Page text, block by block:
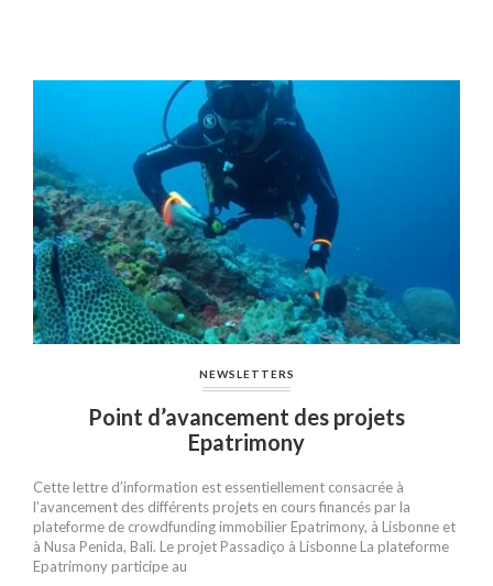
NEWSLETTERS
Point d’avancement des projets
Epatrimony
Cette lettre d’information est essentiellement consacrée à
l’avancement des différents projets en cours financés par la
plateforme de crowdfunding immobilier Epatrimony, à Lisbonne et
à Nusa Penida, Bali. Le projet Passadiço à Lisbonne La plateforme
Epatrimony participe au